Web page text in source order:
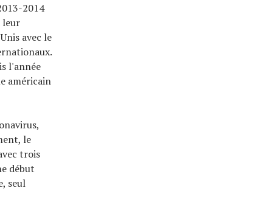
2014
leur
avec le
l'année
américain
le
trois
début
seul